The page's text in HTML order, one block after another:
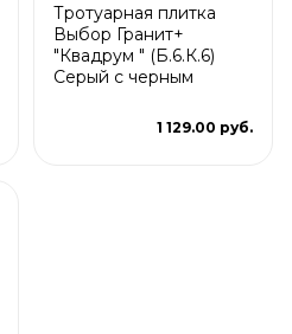
Тротуарная плитка
Выбор Гранит+
"Квадрум " (Б.6.К.6)
Серый с черным
1 129.00 руб.